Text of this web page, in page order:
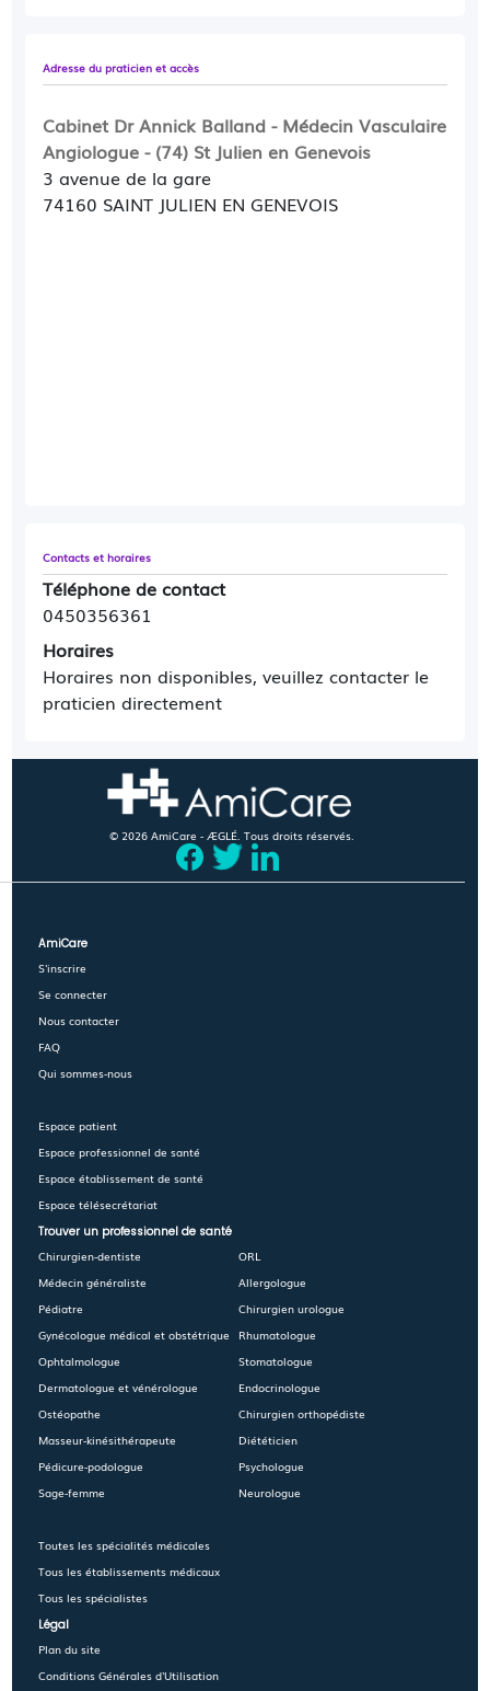
Adresse du praticien et accès
Cabinet Dr Annick Balland - Médecin Vasculaire
Angiologue - (74) St Julien en Genevois
3 avenue de la gare
74160 SAINT JULIEN EN GENEVOIS
Contacts et horaires
Téléphone de contact
0450356361
Horaires
Horaires non disponibles, veuillez contacter le
praticien directement
© 2026 AmiCare - ÆGLÉ. Tous droits réservés.
AmiCare
S'inscrire
Se connecter
Nous contacter
FAQ
Qui sommes-nous
Espace patient
Espace professionnel de santé
Espace établissement de santé
Espace télésecrétariat
Trouver un professionnel de santé
Chirurgien-dentiste
Médecin généraliste
Pédiatre
Gynécologue médical et obstétrique
Ophtalmologue
Dermatologue et vénérologue
Ostéopathe
Masseur-kinésithérapeute
Pédicure-podologue
Sage-femme
Toutes les spécialités médicales
Tous les établissements médicaux
Tous les spécialistes
ORL
Allergologue
Chirurgien urologue
Rhumatologue
Stomatologue
Endocrinologue
Chirurgien orthopédiste
Diététicien
Psychologue
Neurologue
Légal
Plan du site
Conditions Générales d'Utilisation